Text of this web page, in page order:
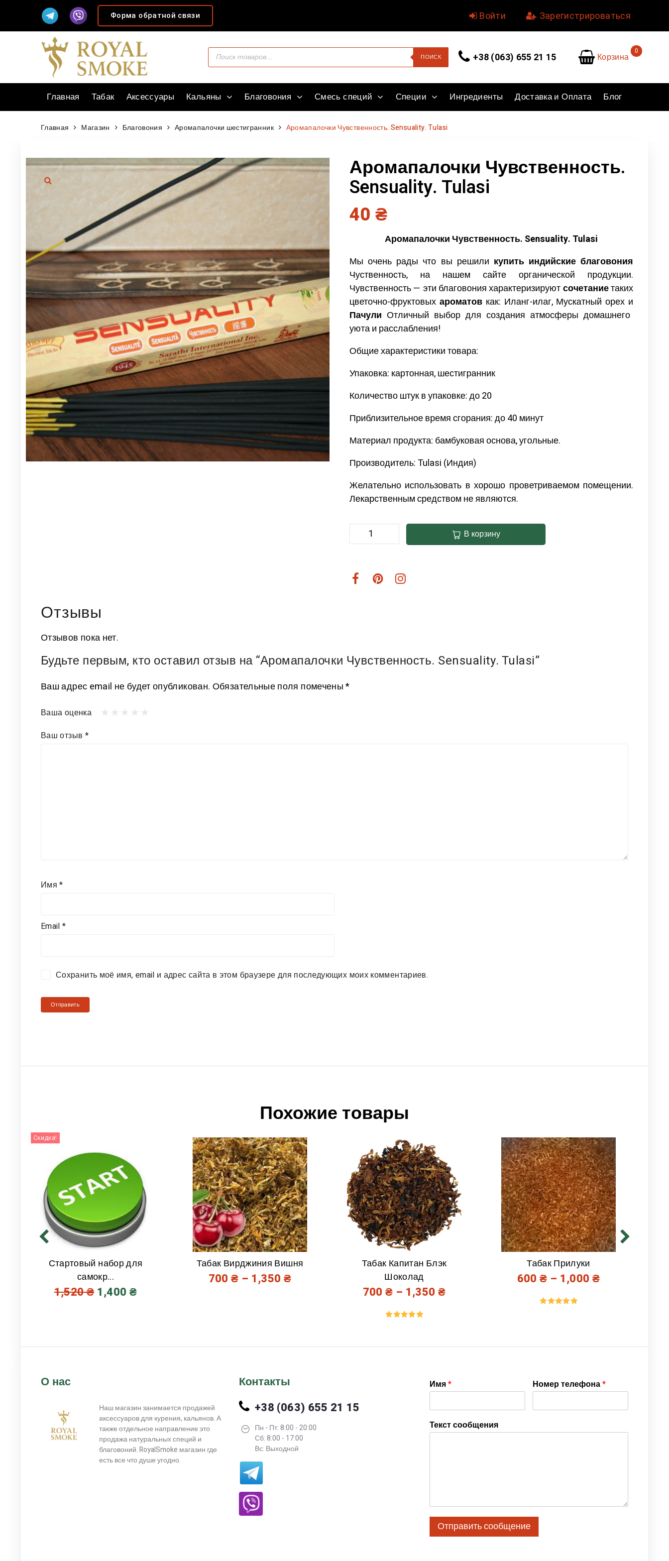
Форма обратной связи Войти Зарегистрироваться
ПОИСК +38 (063) 655 21 15 Корзина
0
Главная Табак Аксессуары Кальяны Благовония Смесь специй Специи Ингредиенты Доставка и Оплата Блог
Главная Магазин Благовония Аромапалочки шестигранник Аромапалочки Чувственность. Sensuality. Tulasi
Аромапалочки Чувственность.
Sensuality. Tulasi
40₴
Аромапалочки Чувственность. Sensuality. Tulasi
Мы очень рады что вы решили купить индийские благовония
Чуственность, на нашем сайте органической продукции.
Чувственность — эти благовония характеризируютсочетаниетаких
цветочно-фруктовых ароматов как: Иланг-илаг, Мускатный орех и
Пачули Отличный выбор для создания атмосферы домашнего
уюта и расслабления!
Общие характеристики товара:
Упаковка: картонная, шестигранник
Количество штук в упаковке: до 20
Приблизительное время сгорания: до 40 минут
Материал продукта: бамбуковая основа, угольные.
Производитель: Tulasi (Индия)
Желательно использовать в хорошо проветриваемом помещении.
Лекарственным средством не являются.
В корзину
Отзывы
Отзывов пока нет.
Будьте первым, кто оставил отзыв на “Аромапалочки Чувственность. Sensuality. Tulasi”
Ваш адрес email не будет опубликован. Обязательные поля помечены*
Ваша оценка
Ваш отзыв *
Имя*
Email*
Сохранить моё имя, email и адрес сайта в этом браузере для последующих моих комментариев.
Похожие товары
Скидка!
Стартовый набор для
самокр...
1,520₴ 1,400 ₴
Табак Вирджиния Вишня
700₴ – 1,350 ₴
Табак Капитан Блэк
Шоколад
700₴ – 1,350 ₴
Табак Прилуки
600₴ – 1,000 ₴
О нас
Наш магазин занимается продажей
аксессуаров для курения, кальянов. А
также отдельное направление это
продажа натуральных специй и
благовоний. RoyalSmoke магазин где
есть все что душе угодно.
Контакты
+38 (063) 655 21 15
Пн - Пт: 8:00 - 20:00
Сб: 8:00 - 17:00
Вс: Выходной
Имя* Номер телефона*
Текст сообщения
Отправить сообщение